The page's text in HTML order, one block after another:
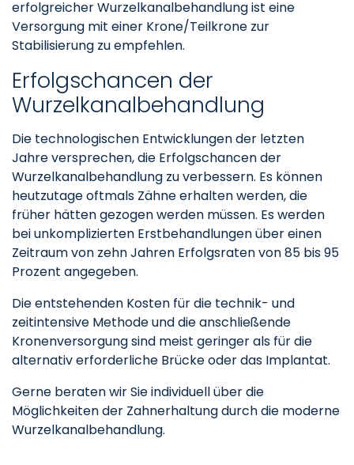
erfolgreicher Wurzelkanalbehandlung ist eine
Versorgung mit einer Krone/Teilkrone zur
Stabilisierung zu empfehlen.
Erfolgschancen der
Wurzelkanalbehandlung
Die technologischen Entwicklungen der letzten
Jahre versprechen, die Erfolgschancen der
Wurzelkanalbehandlung zu verbessern. Es können
heutzutage oftmals Zähne erhalten werden, die
früher hätten gezogen werden müssen. Es werden
bei unkomplizierten Erstbehandlungen über einen
Zeitraum von zehn Jahren Erfolgsraten von 85 bis 95
Prozent angegeben.
Die entstehenden Kosten für die technik- und
zeitintensive Methode und die anschließende
Kronenversorgung sind meist geringer als für die
alternativ erforderliche Brücke oder das Implantat.
Gerne beraten wir Sie individuell über die
Möglichkeiten der Zahnerhaltung durch die moderne
Wurzelkanalbehandlung.